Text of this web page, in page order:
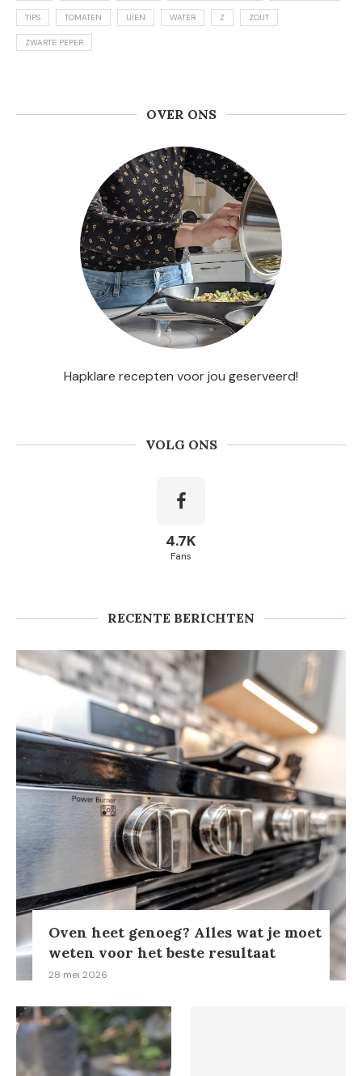
TIPS TOMATEN UIEN WATER Z ZOUT
ZWARTE PEPER
OVER ONS
Hapklare recepten voor jou geserveerd!
VOLG ONS
4.7K
Fans
RECENTE BERICHTEN
Oven heet genoeg? Alles wat je moet
weten voor het beste resultaat
28 mei 2026